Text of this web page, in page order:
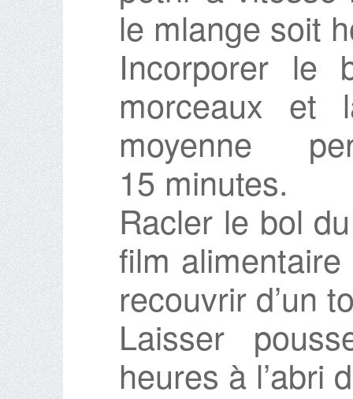
le mlange soit
Incorporer le
morceaux et
moyenne
15 minutes.
Racler le bol
film
recouvrir d’un
Laisser
heures à l’abri